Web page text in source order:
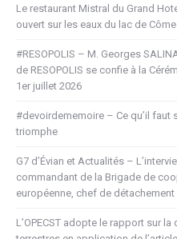
Le restaurant Mistral du Grand
ouvert sur les eaux du lac de
#RESOPOLIS – M. Georges
de RESOPOLIS se confie à la
1er juillet 2026
#devoirdememoire – Ce qu’il faut
triomphe
G7 d’Évian et Actualités –
commandant de la Brigade de
européenne, chef de détachement
L’OPECST adopte le rapport sur